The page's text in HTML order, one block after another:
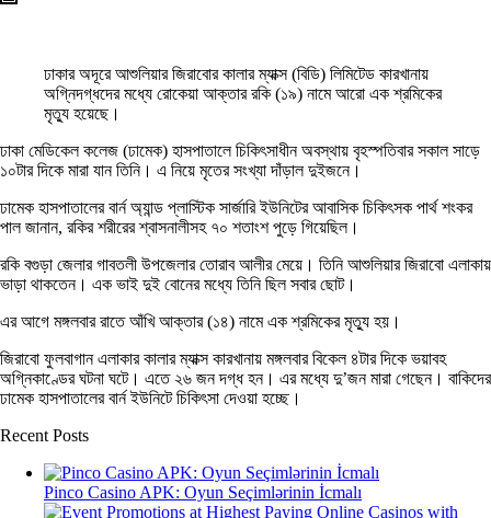
ঢাকার অদূরে আশুলিয়ার জিরাবোর কালার ম্যাক্স (বিডি) লিমিটেড কারখানায়
অগ্নিদগ্ধদের মধ্যে রোকেয়া আক্তার রকি (১৯) নামে আরো এক শ্রমিকের
মৃত্যু হয়েছে।
ঢাকা মেডিকেল কলেজ (ঢামেক) হাসপাতালে চিকিৎসাধীন অবস্থায় বৃহস্পতিবার সকাল সাড়ে
১০টার দিকে মারা যান তিনি। এ নিয়ে মৃতের সংখ্যা দাঁড়াল দুইজনে।
ঢামেক হাসপাতালের বার্ন অ্যান্ড প্লাস্টিক সার্জারি ইউনিটের আবাসিক চিকিৎসক পার্থ শংকর
পাল জানান, রকির শরীরের শ্বাসনালীসহ ৭০ শতাংশ পুড়ে গিয়েছিল।
রকি বগুড়া জেলার গাবতলী উপজেলার তোরাব আলীর মেয়ে। তিনি আশুলিয়ার জিরাবো এলাকায়
ভাড়া থাকতেন। এক ভাই দুই বোনের মধ্যে তিনি ছিল সবার ছোট।
এর আগে মঙ্গলবার রাতে আঁখি আক্তার (১৪) নামে এক শ্রমিকের মৃত্যু হয়।
জিরাবো ফুলবাগান এলাকার কালার ম্যাক্স কারখানায় মঙ্গলবার বিকেল ৪টার দিকে ভয়াবহ
অগ্নিকাণ্ডের ঘটনা ঘটে। এতে ২৬ জন দগ্ধ হন। এর মধ্যে দু’জন মারা গেছেন। বাকিদের
ঢামেক হাসপাতালের বার্ন ইউনিটে চিকিৎসা দেওয়া হচ্ছে।
Recent Posts
Pinco Casino APK: Oyun Seçimlərinin İcmalı